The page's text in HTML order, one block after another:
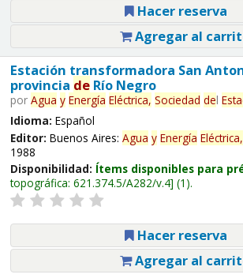
Hacer reserva
Agregar al
Estación transformadora San
provincia deRío Negro
por Agua y Energía Eléctrica, Sociedad del
Idioma: Español
Editor: Buenos Aires: Agua y Energía Eléctrica,
1988
Disponibilidad: Ítems disponibles para
topográfica: 621.374.5/A282/v.4 (1).
Hacer reserva
Agregar al